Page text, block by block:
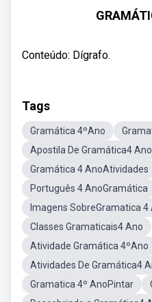
Conteúdo: Dígrafo.
Tags
Gramática 4ºAno
Apostila De Gramática4 Ano
Gramática 4 AnoAtividades
Português 4 AnoGramática
Imagens SobreGramatica 4
Classes Gramaticais4 Ano
Atividade Gramática 4ºAno
Atividades De Gramática4
Gramatica 4º AnoPintar